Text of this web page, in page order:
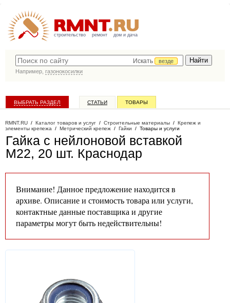
строительство ремонт дом и дача
Искать
везде
Например, газонокосилки
ВЫБРАТЬ РАЗДЕЛ СТАТЬИ ТОВАРЫ
RMNT.RU / Каталог товаров и услуг / Строительные материалы / Крепеж и
элементы крепежа / Метрический крепеж / Гайки / Товары и услуги
Гайка с нейлоновой вставкой
М22, 20 шт. Краснодар
Внимание! Данное предложение находится в
архиве. Описание и стоимость товара или услуги,
контактные данные поставщика и другие
параметры могут быть недействительны!